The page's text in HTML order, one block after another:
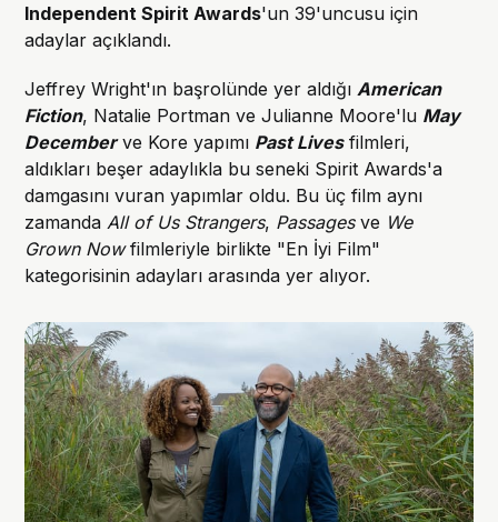
Independent Spirit Awards'un 39'uncusu için
adaylar açıklandı.
Jeffrey Wright'ın başrolünde yer aldığı American
Fiction, Natalie Portman ve Julianne Moore'lu May
Decemberve Kore yapımı Past Livesfilmleri,
aldıkları beşer adaylıkla bu seneki Spirit Awards'a
damgasını vuran yapımlar oldu. Bu üç film aynı
zamanda All of Us Strangers, Passagesve We
Grown Nowfilmleriyle birlikte "En İyi Film"
kategorisinin adayları arasında yer alıyor.